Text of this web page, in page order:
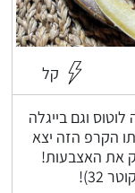
קל
- נוטלה לוטוס וגם בייגלה
הקרפ הזה יצא
את האצבעות!
32)!